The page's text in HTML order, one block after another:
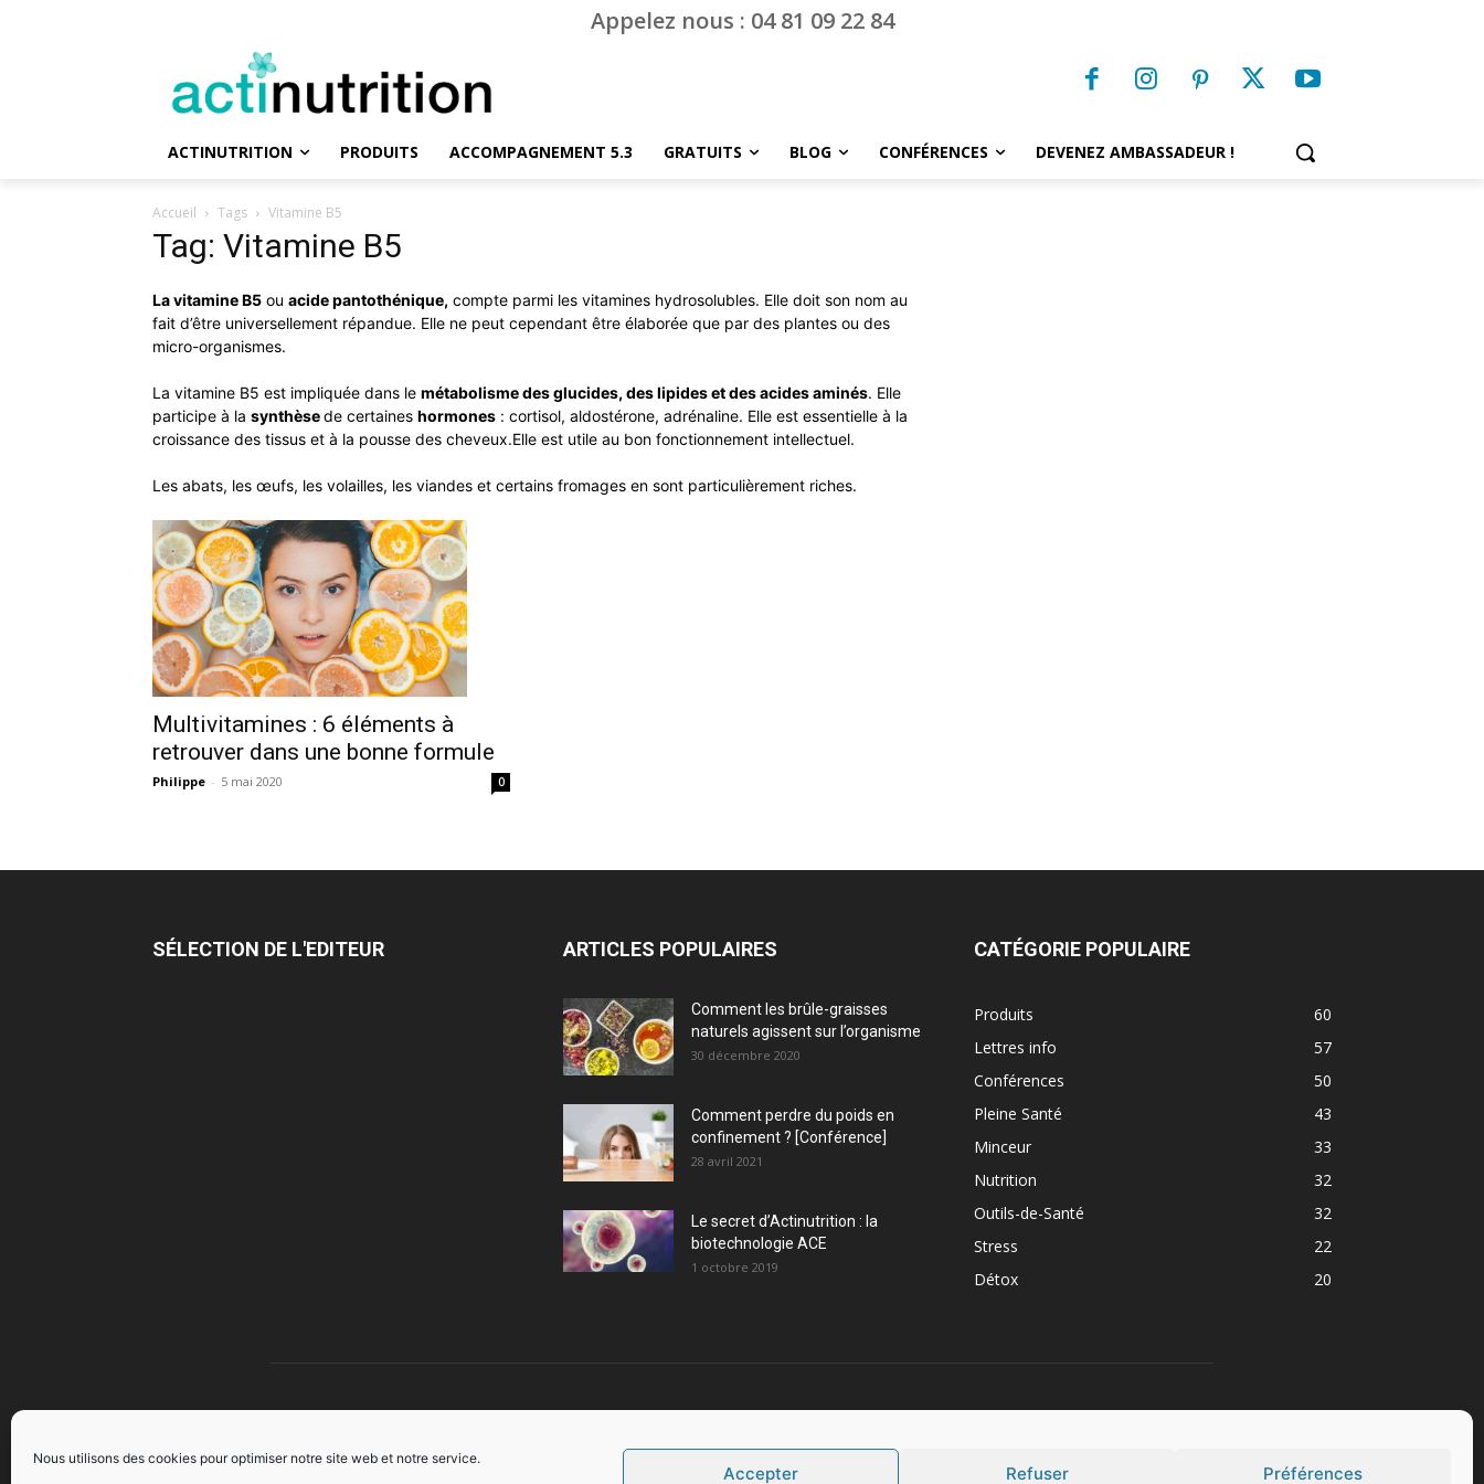
Nous utilisons des cookies pour optimiser notre site web et notre service.
Accepter Refuser Préférences
Appelez nous : 04 81 09 22 84
ACTINUTRITION PRODUITS ACCOMPAGNEMENT 5.3 GRATUITS BLOG CONFÉRENCES DEVENEZ AMBASSADEUR !
Accueil Tags Vitamine B5
Tag: Vitamine B5
La vitamine B5 ou acide pantothénique, compte parmi les vitamines hydrosolubles. Elle doit son nom au
fait d’être universellement répandue. Elle ne peut cependant être élaborée que par des plantes ou des
micro-organismes.
La vitamine B5 est impliquée dans le métabolisme des glucides, des lipides et des acides aminés. Elle
participe à la synthèsede certaines hormones : cortisol, aldostérone, adrénaline. Elle est essentielle à la
croissance des tissus et à la pousse des cheveux.Elle est utile au bon fonctionnement intellectuel.
Les abats, les œufs, les volailles, les viandes et certains fromages en sont particulièrement riches.
Multivitamines : 6 éléments à
retrouver dans une bonne formule
Philippe - 5 mai 2020 0
SÉLECTION DE L'EDITEUR ARTICLES POPULAIRES
Comment les brûle-graisses
naturels agissent sur l’organisme
30 décembre 2020
Comment perdre du poids en
confinement ? [Conférence]
28 avril 2021
Le secret d’Actinutrition : la
biotechnologie ACE
1 octobre 2019
CATÉGORIE POPULAIRE
Produits
60
Lettres info
57
Conférences
50
Pleine Santé
43
Minceur
33
Nutrition
32
Outils-de-Santé
32
Stress
22
Détox
20